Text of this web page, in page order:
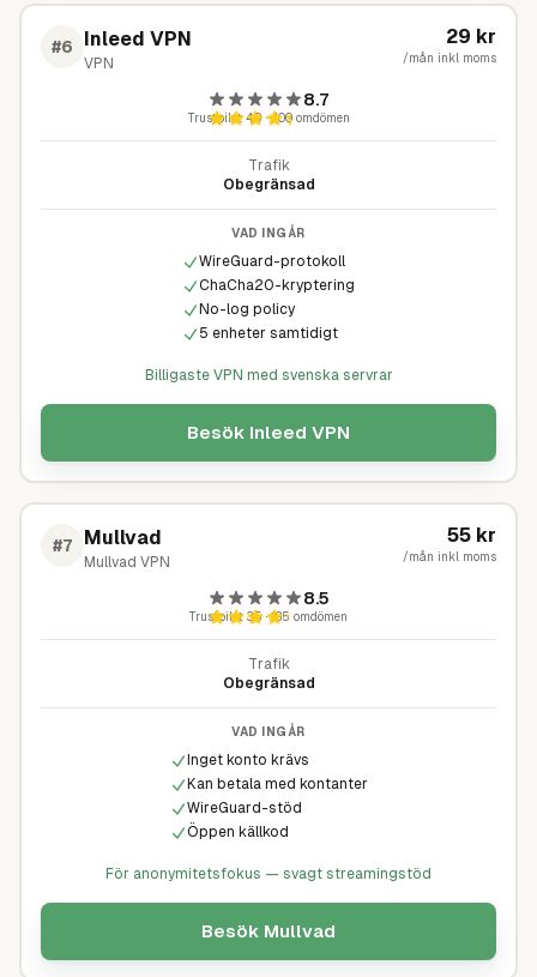
#6 Inleed VPN
VPN
29 kr
/mån inkl moms
8.7
Trustpilot4,9· 400omdömen
Trafik
Obegränsad
VAD INGÅR
WireGuard-protokoll
ChaCha20-kryptering
No-log policy
5 enheter samtidigt
Billigaste VPN med svenska servrar
Besök Inleed VPN
#7 Mullvad
Mullvad VPN
55 kr
/mån inkl moms
8.5
Trustpilot3,5· 185 omdömen
Trafik
Obegränsad
VAD INGÅR
Inget konto krävs
Kan betala med kontanter
WireGuard-stöd
Öppen källkod
För anonymitetsfokus — svagt streamingstöd
Besök Mullvad